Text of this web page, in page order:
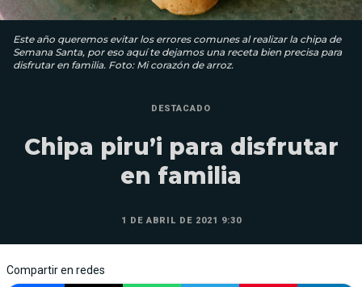
Este año queremos evitar los errores comunes al realizar la chipa de
Semana Santa, por eso aquí te dejamos una receta bien precisa para
disfrutar en familia. Foto: Mi corazón de arroz.
DESTACADO
Chipa piru’i para disfrutar
en familia
1 DE ABRIL DE 2021 9:30
Compartir en redes